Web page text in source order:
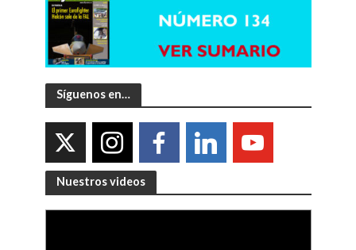
Síguenos en…
Nuestros videos